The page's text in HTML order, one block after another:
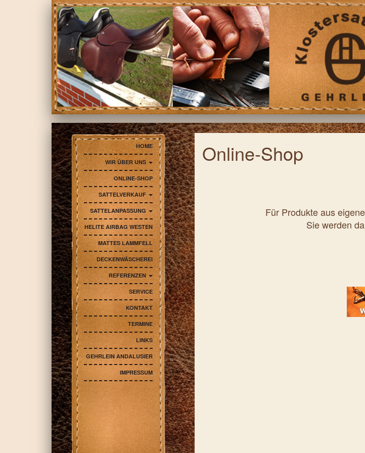
Navigation
überspringen
HOME
WIR ÜBER UNS
ONLINE-SHOP
SATTELVERKAUF
SATTELANPASSUNG
HELITE AIRBAG WESTEN
MATTES LAMMFELL
DECKENWÄSCHEREI
REFERENZEN
SERVICE
KONTAKT
TERMINE
LINKS
GEHRLEIN ANDALUSIER
IMPRESSUM
Online-Shop
Für Produkte aus
Sie werden